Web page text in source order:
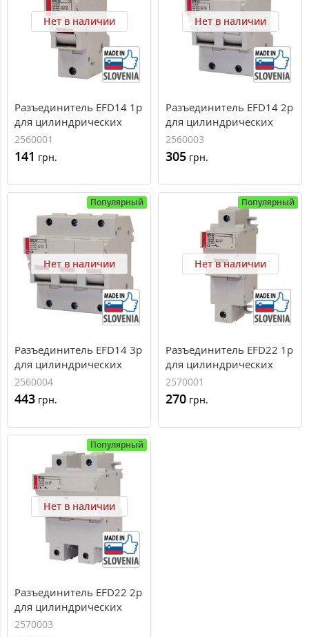
Нет в наличии
Разъединитель EFD14 1p
для цилиндрических
предохранителей
CH14x51
2560001
141 грн.
Нет в наличии
Разъединитель EFD14 2p
для цилиндрических
предохранителей
CH14x51
2560003
305 грн.
Популярный
Нет в наличии
Разъединитель EFD14 3p
для цилиндрических
предохранителей
CH14x51
2560004
443 грн.
Популярный
Нет в наличии
Разъединитель EFD22 1p
для цилиндрических
предохранителей
CH22x58
2570001
270 грн.
Популярный
Нет в наличии
Разъединитель EFD22 2p
для цилиндрических
предохранителей
2570003